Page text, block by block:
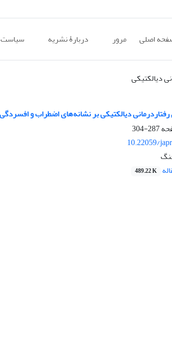
اصلی مرور دربارۀ نشریه
دیالکتیکی
دیالکتیکی بر نشانه‌های اضطراب و
287-304
10.22059/
489.22 K